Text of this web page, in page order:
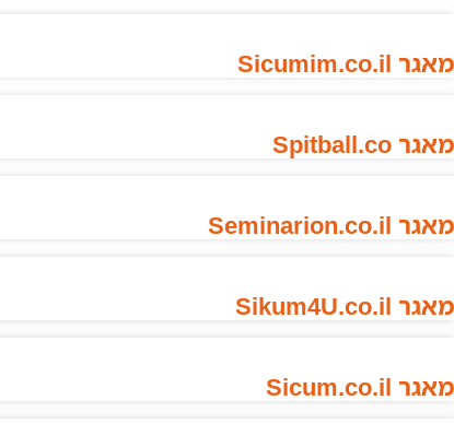
מאגר Sicumim.co.il
מאגר Spitball.co
מאגר Seminarion.co.il
מאגר Sikum4U.co.il
מאגר Sicum.co.il